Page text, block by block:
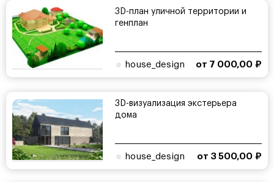
3D-план уличной территории и
генплан
house_design от 7 000,00 ₽
3D-визуализация экстерьера
дома
house_design от 3 500,00 ₽